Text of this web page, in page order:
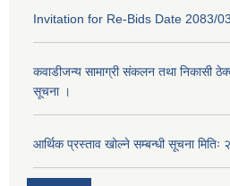
Invitation for Re-Bids Date 2083/
कवाडीजन्य सामाग्री संकलन तथा निकासी
सूचना ।
आर्थिक प्रस्ताव खोल्ने सम्बन्धी सूचना